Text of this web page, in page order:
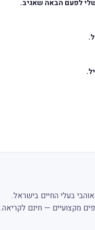
לפעם הבאה שאגיב.
בעלי החיים בישראל.
מקצועיים — חינם לקריאה.